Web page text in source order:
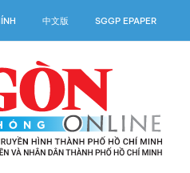
中文版 SGGP EPAPER